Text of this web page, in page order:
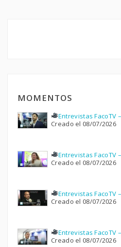
MOMENTOS
Entrevistas FacoTV
Creado el 08/07/2026
Entrevistas FacoTV
Creado el 08/07/2026
Entrevistas FacoTV –
Creado el 08/07/2026
Entrevistas FacoTV
Creado el 08/07/2026